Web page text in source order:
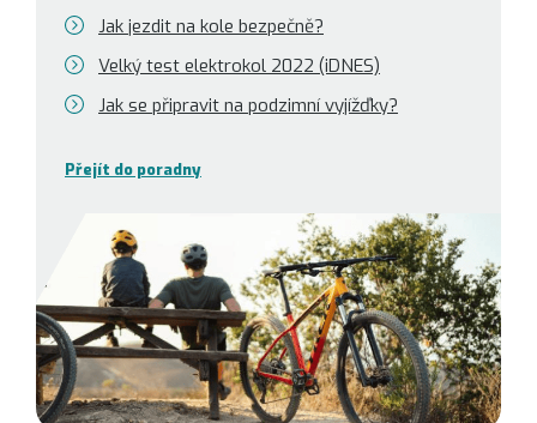
Jak jezdit na kole bezpečně?
Velký test elektrokol 2022 (iDNES)
Jak se připravit na podzimní vyjížďky?
Přejít do poradny